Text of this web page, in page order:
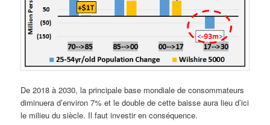
De 2018 à 2030, la principale base mondiale de consommateurs
diminuera d’environ 7% et le double de cette baisse aura lieu d’ici
le milieu du siècle. Il faut investir en conséquence.